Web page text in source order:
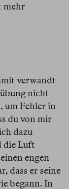
mehr
verwandt
nicht
um Fehler in
du von mir
dazu
die Luft
engen
dass er seine
begann. In